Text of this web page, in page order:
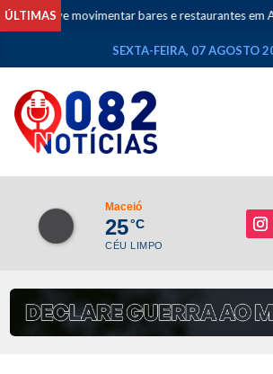
ÚLTIMASmovimentar bares e restaurantes em Alagoas
SEXTA-FEIRA, 07 AGOSTO
Maceió
25°C
CÉU LIMPO